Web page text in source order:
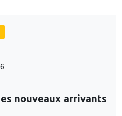
nouveaux arrivants